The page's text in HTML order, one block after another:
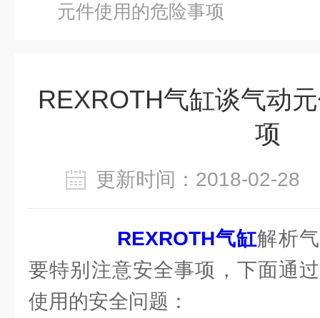
元件使用的危险事项
REXROTH气缸谈气动
项
更新时间：2018-02-
REXROTH气缸解析
要特别注意安全事项，下面通
使用的安全问题：